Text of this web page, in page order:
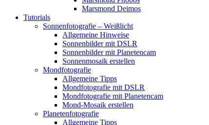
Marsmond Deimos
Tutorials
Sonnenfotografie – Weißlicht
Allgemeine Hinweise
Sonnenbilder mit DSLR
Sonnenbilder mit Planetencam
Sonnenmosaik erstellen
Mondfotografie
Allgemeine Tipps
Mondfotografie mit DSLR
Mondfotografie mit Planetencam
Mond-Mosaik erstellen
Planetenfotografie
Allgemeine Tipps